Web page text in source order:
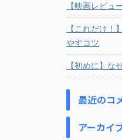
【映画レビュ
【これだけ！
やすコツ
【初めに】な
最近のコ
アーカイ